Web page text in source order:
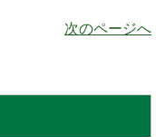
次のページへ